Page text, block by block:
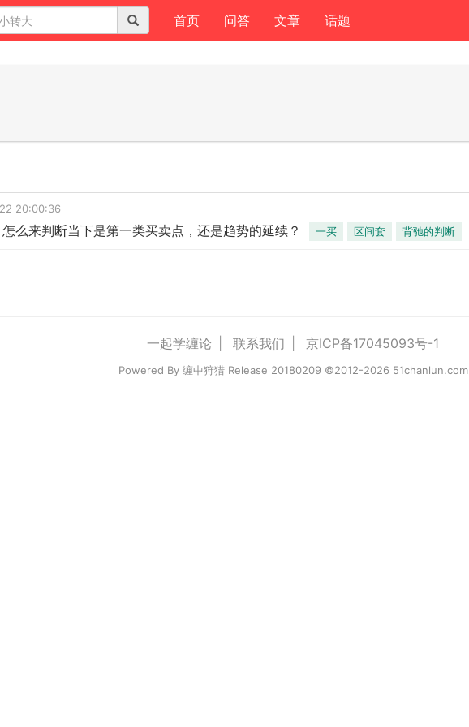
首页(current)
问答 文章 话题
20:00:36
么来判断当下是第一类买卖点，还是趋势的延续？ 一买 区间套 背驰的判断
一起学缠论 联系我们 京ICP备17045093号-1
Powered By 缠中狩猎Release 20180209 ©2012-2026 51chanlun.com